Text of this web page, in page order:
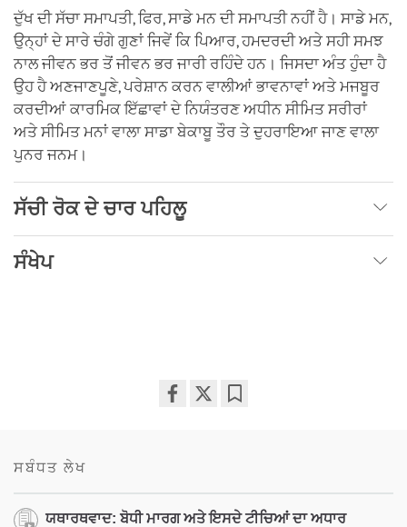
ਦੁੱਖ ਦੀ ਸੱਚਾ ਸਮਾਪਤੀ, ਫਿਰ, ਸਾਡੇ ਮਨ ਦੀ ਸਮਾਪਤੀ ਨਹੀਂ ਹੈ। ਸਾਡੇ ਮਨ,
ਉਨ੍ਹਾਂ ਦੇ ਸਾਰੇ ਚੰਗੇ ਗੁਣਾਂ ਜਿਵੇਂ ਕਿ ਪਿਆਰ, ਹਮਦਰਦੀ ਅਤੇ ਸਹੀ ਸਮਝ
ਨਾਲ ਜੀਵਨ ਭਰ ਤੋਂ ਜੀਵਨ ਭਰ ਜਾਰੀ ਰਹਿੰਦੇ ਹਨ। ਜਿਸਦਾ ਅੰਤ ਹੁੰਦਾ ਹੈ
ਉਹ ਹੈ ਅਣਜਾਣਪੂਣੇ, ਪਰੇਸ਼ਾਨ ਕਰਨ ਵਾਲੀਆਂ ਭਾਵਨਾਵਾਂ ਅਤੇ ਮਜਬੂਰ
ਕਰਦੀਆਂ ਕਾਰਮਿਕ ਇੱਛਾਵਾਂ ਦੇ ਨਿਯੰਤਰਣ ਅਧੀਨ ਸੀਮਿਤ ਸਰੀਰਾਂ
ਅਤੇ ਸੀਮਿਤ ਮਨਾਂ ਵਾਲਾ ਸਾਡਾ ਬੇਕਾਬੂ ਤੌਰ ਤੇ ਦੁਹਰਾਇਆ ਜਾਣ ਵਾਲਾ
ਪੁਨਰ ਜਨਮ।
ਸੱਚੀ ਰੋਕ ਦੇ ਚਾਰ ਪਹਿਲੂ
ਸੰਖੇਪ
ਸਬੰਧਤ ਲੇਖ
ਯਥਾਰਥਵਾਦ: ਬੋਧੀ ਮਾਰਗ ਅਤੇ ਇਸਦੇ ਟੀਚਿਆਂ ਦਾ ਅਧਾਰ